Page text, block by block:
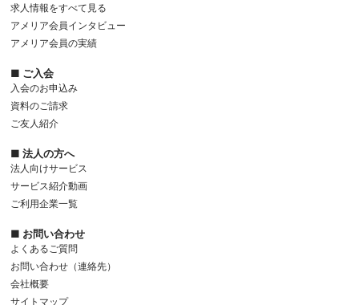
求人情報をすべて見る
アメリア会員インタビュー
アメリア会員の実績
■ ご入会
入会のお申込み
資料のご請求
ご友人紹介
■ 法人の方へ
法人向けサービス
サービス紹介動画
ご利用企業一覧
■ お問い合わせ
よくあるご質問
お問い合わせ（連絡先）
会社概要
サイトマップ